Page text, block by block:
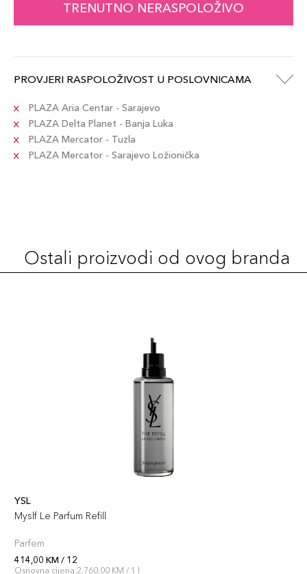
TRENUTNO NERASPOLOŽIVO
PROVJERI RASPOLOŽIVOST U POSLOVNICAMA
PLAZA Aria Centar - Sarajevo
PLAZA Delta Planet - Banja Luka
PLAZA Mercator - Tuzla
PLAZA Mercator - Sarajevo Ložionička
Ostali proizvodi od ovog branda
YSL
Myslf Le Parfum Refill
Parfem
414,00 KM / 12
Osnovna cijena 2.760,00 KM / 1 l